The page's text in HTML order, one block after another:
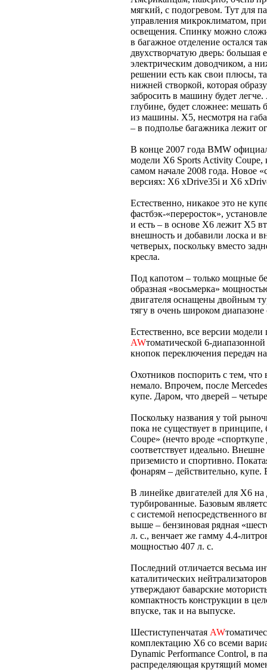
мягкий, с подогревом. Тут для
управления микроклиматом,
освещения. Спинку можно
в багажное отделение остался
двухстворчатую дверь: большая
электрическим доводчиком, а
решении есть как свои плюсы,
нижней створкой, которая
забросить в машину будет
глубине, будет сложнее: мешать
из машины. Х5, несмотря на
– в подполье багажника лежит
В конце 2007 года BMW
модели X6 Sports Activity Coupe,
самом начале 2008 года. Новое
версиях: X6 xDrive35i и X6
Естественно, никакое это не
фастбэк-«переросток»,
и есть – в основе X6 лежит Х5
внешность и добавили лоска и
четверых, поскольку вместо
кресла.
Под капотом – только мощные
образная «восьмерка»
двигателя оснащены двойным
тягу в очень широком диапазоне
Естественно, все версии
AWтоматической 6-
кнопок переключения передач
Охотников поспорить с тем,
немало. Впрочем, после
купе. Даром, что дверей –
Поскольку названия у той
пока не существует в
Coupe» (нечто вроде
соответствует идеально. Внешне
приземисто и спортивно.
фонарям – действительно,
В линейке двигателей для X6
турбированные. Базовым
с системой непосредственного
выше – бензиновая рядная
л. с., венчает же гамму 4.4-
мощностью 407 л. с.
Последний отличается весьма
каталитических
утверждают баварские
компактность конструкции в
впуске, так и на выпуске.
Шестиступенчатая AW
комплектацию X6 со всеми
Dynamic Performance Control, в
распределяющая крутящий